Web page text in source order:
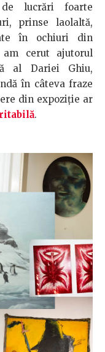
lucrări foarte
prinse laolaltă,
în ochiuri din
cerut ajutorul
al Dariei Ghiu,
în câteva fraze
din expoziţie ar
.